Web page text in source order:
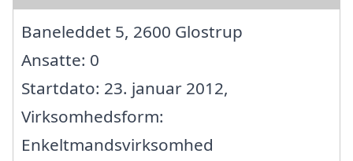
Baneleddet 5, 2600 Glostrup
Ansatte: 0
Startdato: 23. januar 2012,
Virksomhedsform:
Enkeltmandsvirksomhed